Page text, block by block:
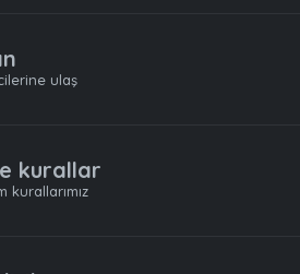
ulaş
kurallar
kurallarımız